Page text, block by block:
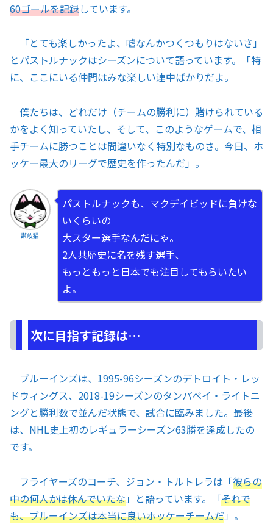
60ゴールを記録しています。
「とても楽しかったよ、嘘なんかつくつもりはないさ」
とパストルナックはシーズンについて語っています。「特
に、ここにいる仲間はみな楽しい連中ばかりだよ。
僕たちは、どれだけ（チームの勝利に）賭けられている
かをよく知っていたし、そして、このようなゲームで、相
手チームに勝つことは間違いなく特別なものさ。今日、ホ
ッケー最大のリーグで歴史を作ったんだ」。
讃岐猫
パストルナックも、マクデイビッドに負けな
いくらいの
大スター選手なんだにゃ。
2人共歴史に名を残す選手、
もっともっと日本でも注目してもらいたい
よ。
次に目指す記録は…
ブルーインズは、1995-96シーズンのデトロイト・レッ
ドウィングス、2018-19シーズンのタンパベイ・ライトニ
ングと勝利数で並んだ状態で、試合に臨みました。最後
は、NHL史上初のレギュラーシーズン63勝を達成したの
です。
フライヤーズのコーチ、ジョン・トルトレラは「彼らの
中の何人かは休んでいたな」と語っています。「それで
も、ブルーインズは本当に良いホッケーチームだ」。